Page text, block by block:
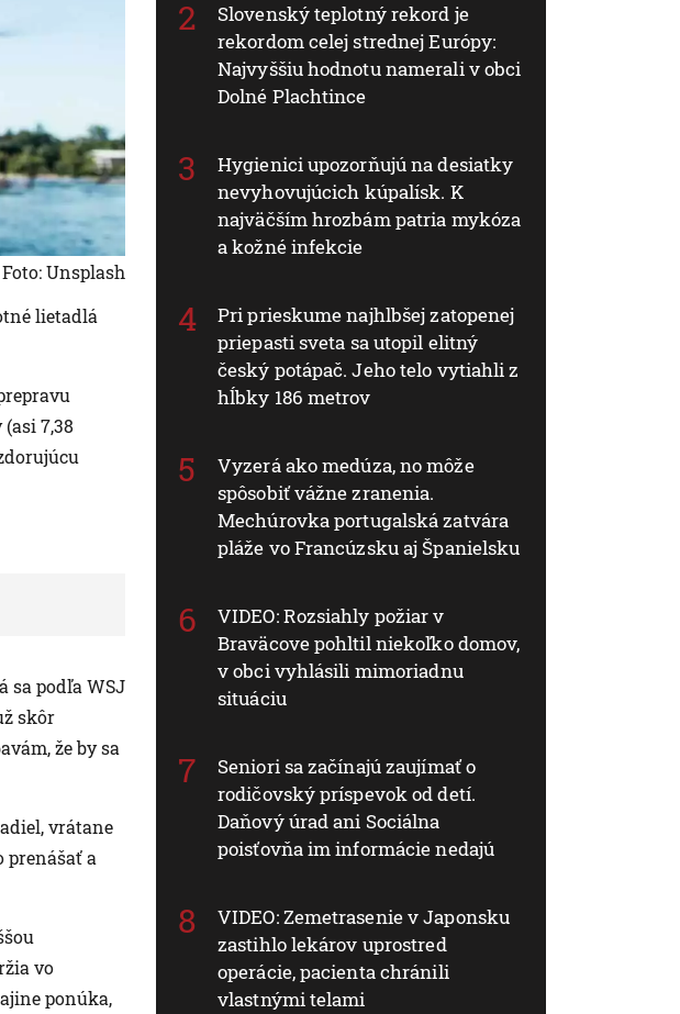
Foto: Unsplash
lietadlá
7,38
sa podľa WSJ
skôr
že by sa
vrátane
prenášať a
vo
ponúka,
Slovenský teplotný rekord je
rekordom celej strednej Európy:
Najvyššiu hodnotu namerali v obci
Dolné Plachtince
Hygienici upozorňujú na desiatky
nevyhovujúcich kúpalísk. K
najväčším hrozbám patria mykóza
a kožné infekcie
Pri prieskume najhlbšej zatopenej
priepasti sveta sa utopil elitný
český potápač. Jeho telo vytiahli z
hĺbky 186 metrov
Vyzerá ako medúza, no môže
spôsobiť vážne zranenia.
Mechúrovka portugalská zatvára
pláže vo Francúzsku aj Španielsku
VIDEO: Rozsiahly požiar v
Braväcove pohltil niekoľko domov,
v obci vyhlásili mimoriadnu
situáciu
Seniori sa začínajú zaujímať o
rodičovský príspevok od detí.
Daňový úrad ani Sociálna
poisťovňa im informácie nedajú
VIDEO: Zemetrasenie v Japonsku
zastihlo lekárov uprostred
operácie, pacienta chránili
vlastnými telami